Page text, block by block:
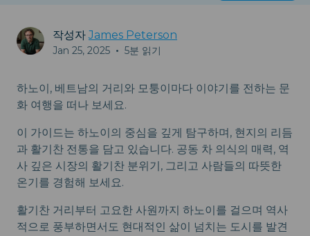
작성자 James Peterson
Jan 25, 2025 • 5분 읽기
하노이, 베트남의 거리와 모퉁이마다 이야기를 전하는 문
화 여행을 떠나 보세요.
이 가이드는 하노이의 중심을 깊게 탐구하며, 현지의 리듬
과 활기찬 전통을 담고 있습니다. 공동 차 의식의 매력, 역
사 깊은 시장의 활기찬 분위기, 그리고 사람들의 따뜻한
온기를 경험해 보세요.
활기찬 거리부터 고요한 사원까지 하노이를 걸으며 역사
적으로 풍부하면서도 현대적인 삶이 넘치는 도시를 발견